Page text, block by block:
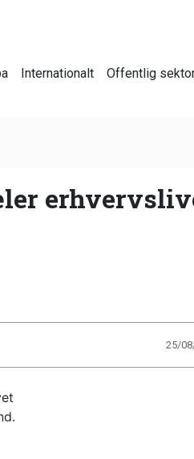
Internationalt Offentlig
25/